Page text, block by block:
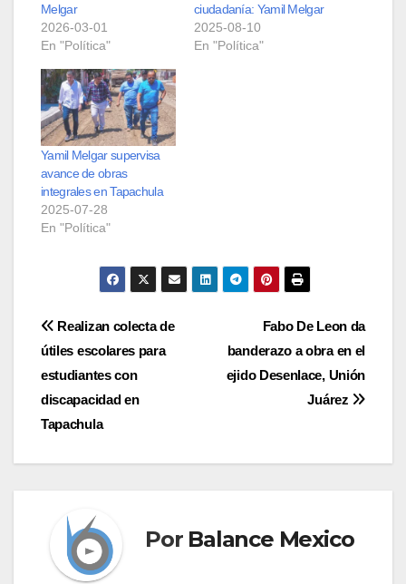
Melgar
2026-03-01
En "Política"
ciudadanía: Yamil Melgar
2025-08-10
En "Política"
Yamil Melgar supervisa
avance de obras
integrales en Tapachula
2025-07-28
En "Política"
Navegación
de
entradas
Fabo De Leon da
banderazo a obra en el
ejido Desenlace, Unión
Juárez
Realizan colecta de
útiles escolares para
estudiantes con
discapacidad en
Tapachula
Por Balance Mexico